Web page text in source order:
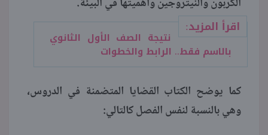
اقرأ المزيد:
نتيجة الصف الأول الثانوي
بالاسم فقط.. الرابط والخطوات
كما يوضح الكتاب القضايا المتضمنة في الدروس،
وهي بالنسبة لنفس الفصل كالتالي: